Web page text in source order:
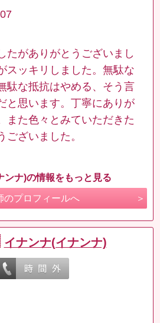
たがありがとうございまし
スッキリしました。無駄な
駄な抵抗はやめる、そう言
と思います。丁寧にありが
また色々とみていただきた
ございました。
ンナ)の情報をもっと見る
のプロフィールへ
イナンナ(イナンナ)